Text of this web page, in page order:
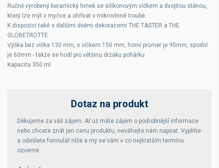
Ručně vyrobený keramický hrnek se silikonovým víčkem a dvojitou stěnou,
který lze mýt v myčce a ohřívat v mikrovlnné troubě.
K dispozici také s dalšími dvěmi dekoracemi THE TASTER a THE
GLOBETROTTE.
Výška bez víčka 130 mm, s víčkem 150 mm, horní průměr je 90mm, spodní
je 60mm - takže se hodí pro většinu držáku pohárku
Kapacita 350 ml
Dotaz na produkt
Děkujeme za váš zájem. Ať už máte zájem o podrobnější informace
nebo chcete znát jen cenu produktu, neváhejte nám napsat. Vyplňte
a odešlete formulář níže a my se vám v co nejkratším termínu
ozveme.